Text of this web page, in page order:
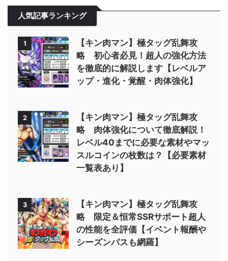
人気記事ランキング
1
【キン肉マン】極タッグ乱舞攻
略 初心者必見！超人の強化方法
を徹底的に解説します【レベルア
ップ・進化・覚醒・肉体強化】
2
【キン肉マン】極タッグ乱舞攻
略 肉体強化について徹底解説！
レベル40までに必要な素材やマッ
スルコインの枚数は？【必要素材
一覧表あり】
3
【キン肉マン】極タッグ乱舞攻
略 限定＆恒常SSRサポート超人
の性能を全評価【イベント報酬や
シーズンパスも網羅】